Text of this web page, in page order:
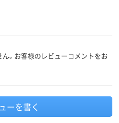
。お客様のレビューコメントをお
ーを書く